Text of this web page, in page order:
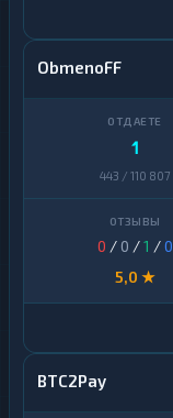
ObmenoFF
1
443 / 110 807
0 / 0 /1 /0
5,0 ★
BTC2Pay